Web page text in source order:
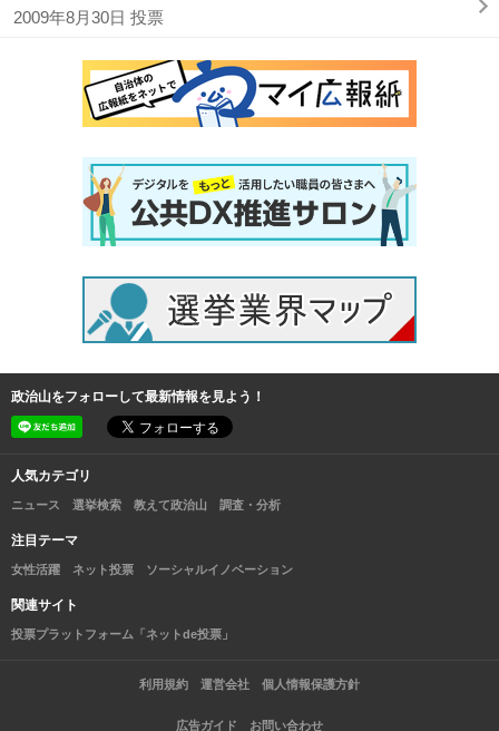
2009年8月30日 投票
政治山をフォローして最新情報を見よう！
人気カテゴリ
ニュース 選挙検索 教えて政治山 調査・分析
注目テーマ
女性活躍 ネット投票 ソーシャルイノベーション
関連サイト
投票プラットフォーム「ネットde投票」
利用規約 運営会社 個人情報保護方針
広告ガイド お問い合わせ